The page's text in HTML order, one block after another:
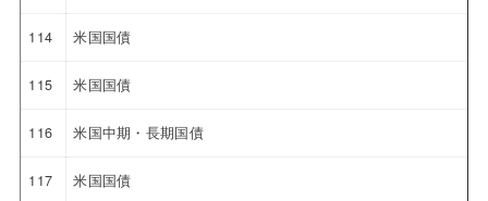
114 米国国債
115 米国国債
116 米国中期・長期国債
117 米国国債